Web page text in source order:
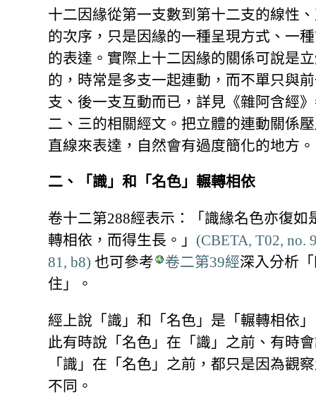
十二因緣從第一支數到第十二支的線性
的次序，只是因緣的一種呈現方式、一
的表達。實際上十二因緣的關係可說是
的，時常是多支一起連動，而不單只與
支、後一支互動而已，詳見《雜阿含經
二、三的相關經文。把立體的連動關係
直線來表達，自然會有過度簡化的地方。
二、「識」和「名色」輾轉相依
卷十二第288經表示：「識緣名色亦復如
轉相依，而得生長。」 (CBETA, T02, no.
81, b8) 也可參考 卷二第39經深入分析
住」。
經上說「識」和「名色」是「輾轉相依
此有時說「名色」在「識」之前、有時
「識」在「名色」之前，都只是因為觀
不同。